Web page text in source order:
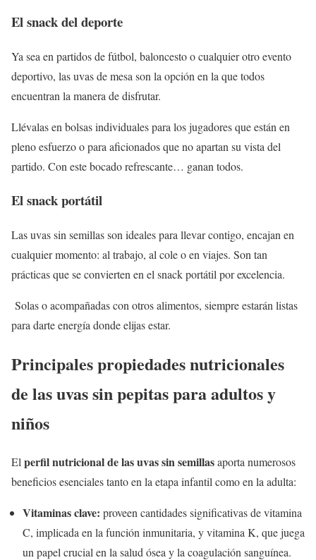
El snack del deporte
Ya sea en partidos de fútbol, baloncesto o cualquier otro evento
deportivo, las uvas de mesa son la opción en la que todos
encuentran la manera de disfrutar.
Llévalas en bolsas individuales para los jugadores que están en
pleno esfuerzo o para aficionados que no apartan su vista del
partido. Con este bocado refrescante… ganan todos.
El snack portátil
Las uvas sin semillas son ideales para llevar contigo, encajan en
cualquier momento: al trabajo, al cole o en viajes. Son tan
prácticas que se convierten en el snack portátil por excelencia.
Solas o acompañadas con otros alimentos, siempre estarán listas
para darte energía donde elijas estar.
Principales propiedades nutricionales
de las uvas sin pepitas para adultos y
niños
El perfil nutricional de las uvas sin semillasaporta numerosos
beneficios esenciales tanto en la etapa infantil como en la adulta:
Vitaminas clave: proveen cantidades significativas de vitamina
C, implicada en la función inmunitaria, y vitamina K, que juega
un papel crucial en la salud ósea y la coagulación sanguínea.